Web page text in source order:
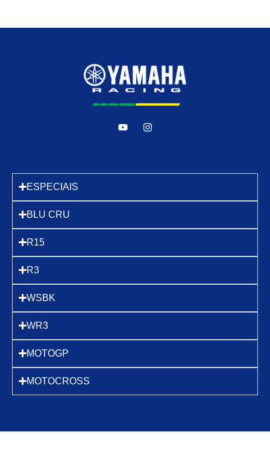
ESPECIAIS
BLU CRU
R15
R3
WSBK
WR3
MOTOGP
MOTOCROSS